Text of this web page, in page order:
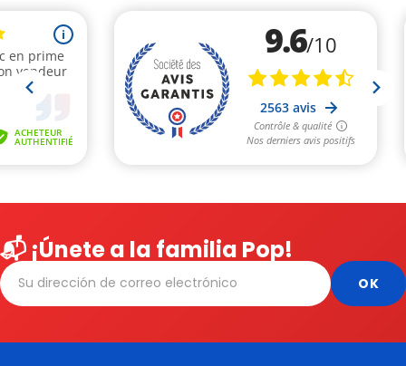
📬 ¡Únete a la familia Pop!